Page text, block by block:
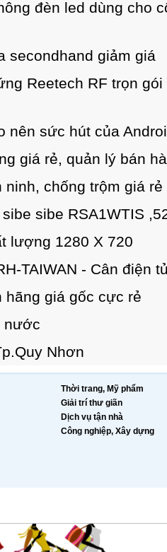
đèn led dùng cho
secondhand giảm giá
Reetech RF trọn
nên sức hút của
giá rẻ, quản lý bán
chống trộm giá rẻ
sibe RSA1WTIS
lượng 1280 X 720
TAIWAN - Cân điện
hãng giá gốc cực rẻ
nước
Nhơn
Thời trang, Mỹ phẩm
Giải trí thư giãn
Dịch vụ tận nhà
Công nghiệp, Xây dựng